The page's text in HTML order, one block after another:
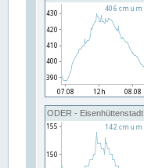
ODER - Eisenhüttenstadt